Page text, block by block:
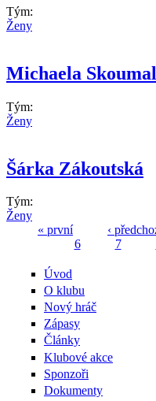
Tým:
Ženy
Michaela
Tým:
Ženy
Šárka Zákoutská
Tým:
Ženy
« první ‹
6
7
Úvod
O klubu
Nový hráč
Zápasy
Články
Klubové akce
Sponzoři
Dokumenty